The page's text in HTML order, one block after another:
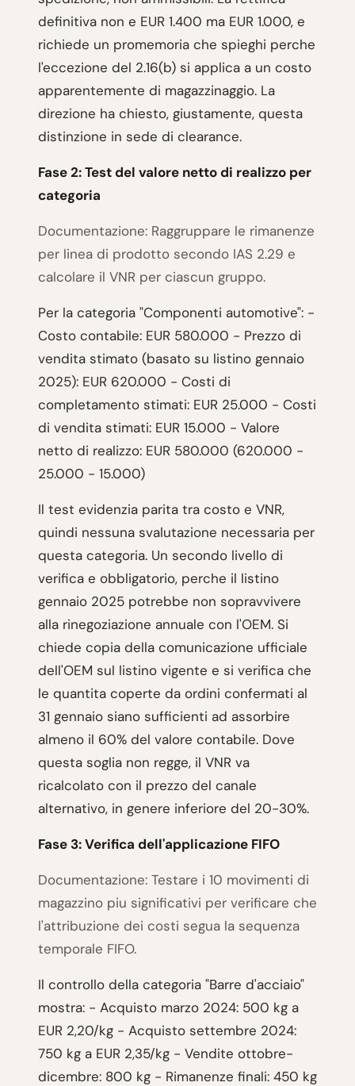
definitiva non e EUR 1.400 ma EUR 1.000, e
richiede un promemoria che spieghi perche
l'eccezione del 2.16(b) si applica a un costo
apparentemente di magazzinaggio. La
direzione ha chiesto, giustamente, questa
distinzione in sede di clearance.
Fase 2: Test del valore netto di realizzo per
categoria
Documentazione: Raggruppare le rimanenze
per linea di prodotto secondo IAS 2.29 e
calcolare il VNR per ciascun gruppo.
Per la categoria "Componenti automotive": -
Costo contabile: EUR 580.000 - Prezzo di
vendita stimato (basato su listino gennaio
2025): EUR 620.000 - Costi di
completamento stimati: EUR 25.000 - Costi
di vendita stimati: EUR 15.000 - Valore
netto di realizzo: EUR 580.000 (620.000 -
25.000 - 15.000)
Il test evidenzia parita tra costo e VNR,
quindi nessuna svalutazione necessaria per
questa categoria. Un secondo livello di
verifica e obbligatorio, perche il listino
gennaio 2025 potrebbe non sopravvivere
alla rinegoziazione annuale con l'OEM. Si
chiede copia della comunicazione ufficiale
dell'OEM sul listino vigente e si verifica che
le quantita coperte da ordini confermati al
31 gennaio siano sufficienti ad assorbire
almeno il 60% del valore contabile. Dove
questa soglia non regge, il VNR va
ricalcolato con il prezzo del canale
alternativo, in genere inferiore del 20-30%.
Fase 3: Verifica dell'applicazione FIFO
Documentazione: Testare i 10 movimenti di
magazzino piu significativi per verificare che
l'attribuzione dei costi segua la sequenza
temporale FIFO.
Il controllo della categoria "Barre d'acciaio"
mostra: - Acquisto marzo 2024: 500 kg a
EUR 2,20/kg - Acquisto settembre 2024:
750 kg a EUR 2,35/kg - Vendite ottobre-
dicembre: 800 kg - Rimanenze finali: 450 kg